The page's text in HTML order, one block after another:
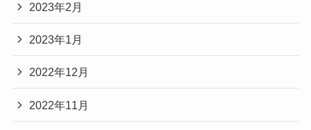
2023年2月
2023年1月
2022年12月
2022年11月